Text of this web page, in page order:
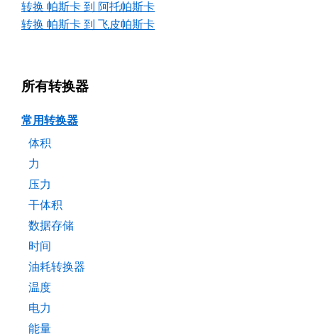
转换 帕斯卡 到 阿托帕斯卡
转换 帕斯卡 到 飞皮帕斯卡
所有转换器
常用转换器
体积
力
压力
干体积
数据存储
时间
油耗转换器
温度
电力
能量